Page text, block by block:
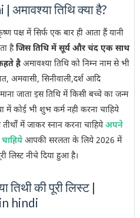
तिथि क्या है?
पक्ष में सिर्फ एक बार ही आता हैं यानी
हैजिस तिथि में सूर्य और चंद एक साथ
हैअमावश्या तिथि को निम्न नाम से भी
अमवासी, सिनीवाली,दर्श आदि
जाता इस तिथि में किसी बच्चे का जन्म
में कोई भी शुभ कर्म नही करना चाहिये
में जाकर स्नान करना चाहियेअपने
आपकी सरलता के लिये 2026 में
लिस्ट नीचे दिया हुआ है।
तिथी की पूरी लिस्ट |
hindi